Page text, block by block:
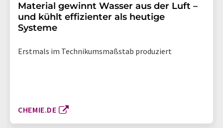
Material gewinnt Wasser aus der Luft –
und kühlt effizienter als heutige
Systeme
Erstmals im Technikumsmaßstab produziert
CHEMIE.DE